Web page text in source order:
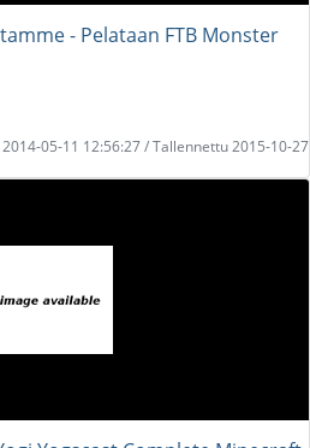
- Pelataan FTB Monster
2014-05-11 12:56:27 / Tallennettu 2015-10-27